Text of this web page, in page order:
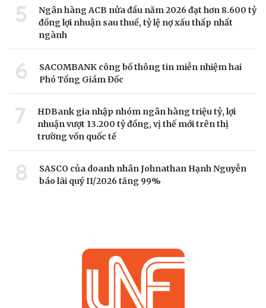
5
Ngân hàng ACB nửa đầu năm 2026 đạt hơn 8.600 tỷ
đồng lợi nhuận sau thuế, tỷ lệ nợ xấu thấp nhất
ngành
6
SACOMBANK công bố thông tin miễn nhiệm hai
Phó Tổng Giám Đốc
7
HDBank gia nhập nhóm ngân hàng triệu tỷ, lợi
nhuận vượt 13.200 tỷ đồng, vị thế mới trên thị
trường vốn quốc tế
8
SASCO của doanh nhân Johnathan Hạnh Nguyễn
báo lãi quý II/2026 tăng 99%